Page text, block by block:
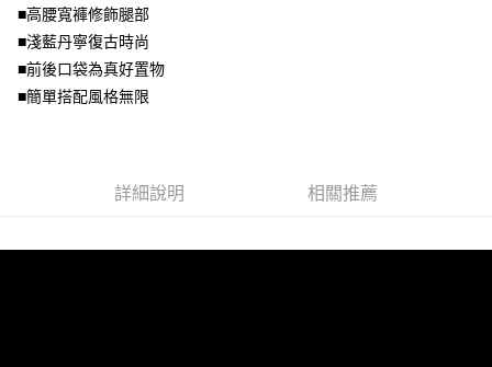
資料（包含姓名、電話或地址）提供予台灣大哥大進項蒐集、處理及利用，
由本公司與您本人進行分期帳單所需資料之確認、核對及更正。
3.完整用戶服務條款，請詳閱以下連結：
※ 交易是否成功請以「AFTEE先享後付 」之結帳頁面顯示為準，若有關於
是否繳費成功／繳費後需取消欲退款等相關疑問，請聯繫「AFTEE先享後付
客戶支援中心」 https://netprotections.freshdesk.com/support/home
【注意事項】
https://aftee.tw/terms/#terms3
任。
付款後7-11取貨
每筆NT$70，滿NT$699(含以上)免運費
宅配
■高腰寬褲修飾腿部
■淺藍丹寧復古時尚
■前後口袋為真好置物
■簡單搭配風格無限
詳細說明 相關推薦